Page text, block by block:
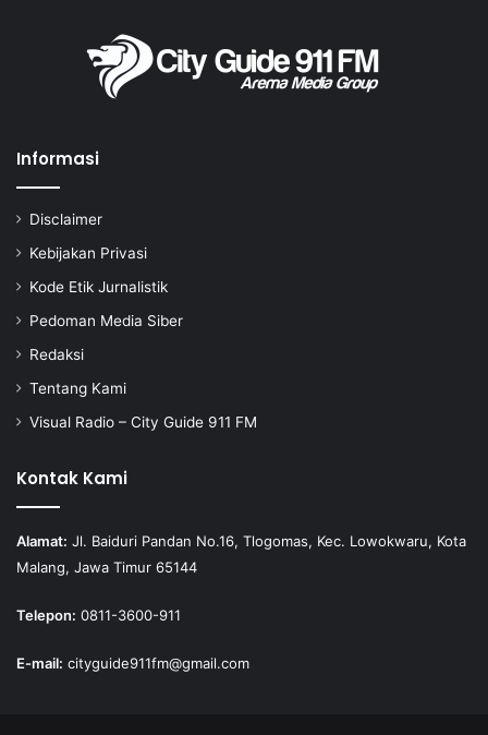
Informasi
Disclaimer
Kebijakan Privasi
Kode Etik Jurnalistik
Pedoman Media Siber
Redaksi
Tentang Kami
Visual Radio – City Guide 911 FM
Kontak Kami
Alamat: Jl. Baiduri Pandan No.16, Tlogomas, Kec. Lowokwaru, Kota
Malang, Jawa Timur 65144
Telepon: 0811-3600-911
E-mail: cityguide911fm@gmail.com